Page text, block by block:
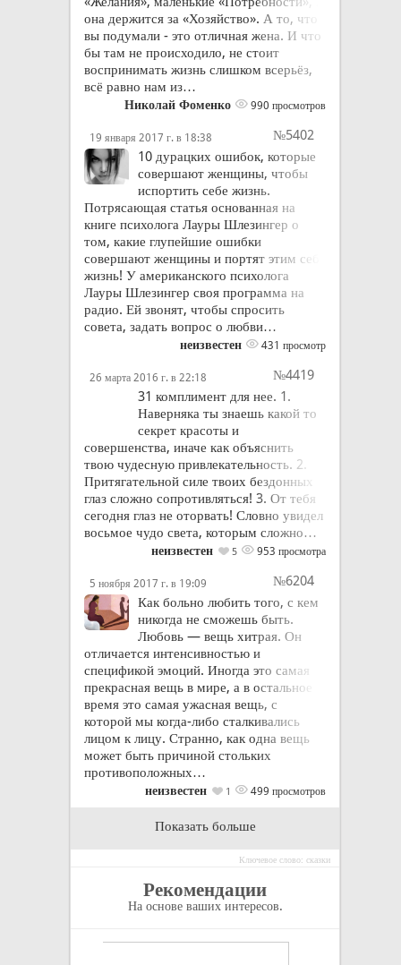
она держится за «Хозяйство». А то, что
вы подумали - это отличная жена. И что
бы там не происходило, не стоит
воспринимать жизнь слишком всерьёз,
всё равно нам из…
Николай Фоменко 990 просмотров
19 января 2017 г. в 18:38
№5402
10 дурацких ошибок, которые
совершают женщины, чтобы
испортить себе жизнь.
Потрясающая статья основанная на
книге психолога Лауры Шлезингер о
том, какие глупейшие ошибки
совершают женщины и портят этим себе
жизнь! У американского психолога
Лауры Шлезингер своя программа на
радио. Ей звонят, чтобы спросить
совета, задать вопрос о любви…
неизвестен 431 просмотр
26 марта 2016 г. в 22:18
№4419
31 комплимент для нее. 1.
Наверняка ты знаешь какой то
секрет красоты и
совершенства, иначе как объяснить
твою чудесную привлекательность. 2.
Притягательной силе твоих бездонных
глаз сложно сопротивляться! 3. От тебя
сегодня глаз не оторвать! Словно увидел
восьмое чудо света, которым сложно…
неизвестен 5 953 просмотра
5 ноября 2017 г. в 19:09
№6204
Как больно любить того, с кем
никогда не сможешь быть.
Любовь — вещь хитрая. Он
отличается интенсивностью и
спецификой эмоций. Иногда это самая
прекрасная вещь в мире, а в остальное
время это самая ужасная вещь, с
которой мы когда-либо сталкивались
лицом к лицу. Странно, как одна вещь
может быть причиной стольких
противоположных…
неизвестен 1 499 просмотров
Показать больше
Ключевое слово: сказки
Рекомендации
На основе ваших интересов.